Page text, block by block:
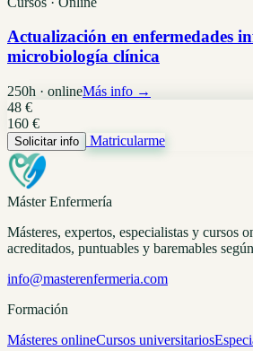
Actualización en enfermedades
microbiología clínica
250h · onlineMás info →
48 €
160 €
Solicitar info Matricularme
Máster Enfermería
Másteres, expertos, especialistas y cursos
acreditados, puntuables y baremables
info@masterenfermeria.com
Formación
Másteres onlineCursos universitarios